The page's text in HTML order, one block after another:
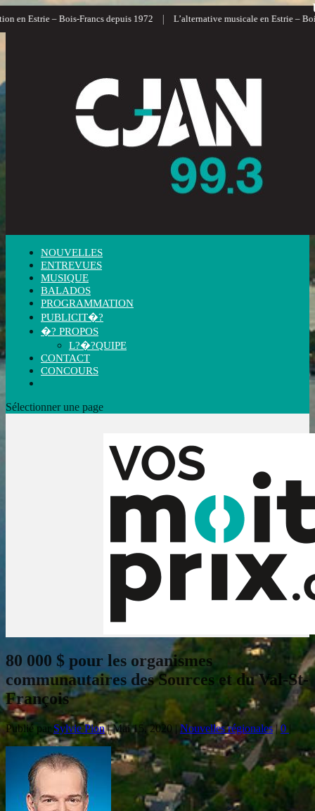
Estrie – Bois-Francs depuis 1972 | L’alternative musicale en Estrie – Bois-
NOUVELLES
ENTREVUES
MUSIQUE
BALADOS
PROGRAMMATION
PUBLICIT�?
�? PROPOS
L?�?QUIPE
CONTACT
CONCOURS
Sélectionner une page
80 000 $ pour les organismes
communautaires des Sources et du Val-St-
François
Publié parSylvie Pion|Mai 15, 2020 | Nouvelles régionales|0 |